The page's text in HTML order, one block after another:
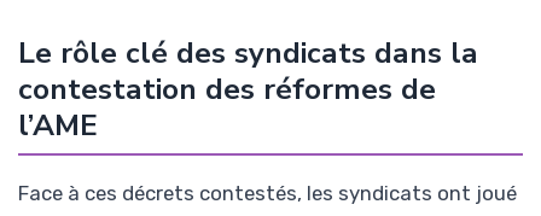
Le rôle clé des syndicats dans la
contestation des réformes de
l’AME
Face à ces décrets contestés, les syndicats ont joué